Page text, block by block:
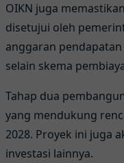
OIKN juga
disetujui oleh
anggaran
selain skema
Tahap dua
yang mendukung
2028. Proyek ini juga
investasi lainnya.